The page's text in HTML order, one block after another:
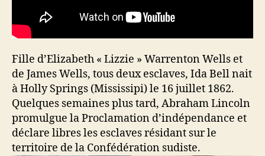
Fille d’Elizabeth « Lizzie » Warrenton Wells et
de James Wells, tous deux esclaves, Ida Bell nait
à Holly Springs (Mississipi) le 16 juillet 1862.
Quelques semaines plus tard, Abraham Lincoln
promulgue la Proclamation d’indépendance et
déclare libres les esclaves résidant sur le
territoire de la Confédération sudiste.